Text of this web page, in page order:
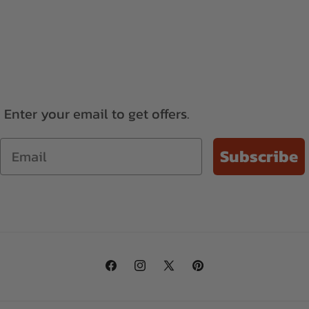
Enter your email to get offers.
Email
Subscribe
FacebookInstagram
X
Pinterest